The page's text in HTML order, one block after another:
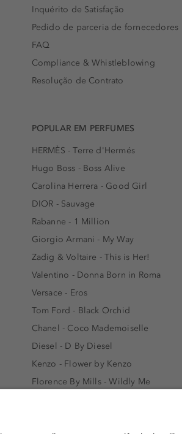
Inquérito de Satisfação
Pedido de parceria de fornecedores
FAQ
Compliance & Whistleblowing
Resolução de Contrato
POPULAR EM PERFUMES
HERMÈS - Terre d'Hermés
Hugo Boss - Boss Alive
Carolina Herrera - Good Girl
DIOR - Sauvage
Rabanne - 1 Million
Giorgio Armani - My Way
Zadig & Voltaire - This is Her!
Valentino - Donna Born in Roma
Versace - Eros
Tom Ford - Black Orchid
Chanel - Coco Mademoiselle
Diesel - D By Diesel
Kenzo - Flower by Kenzo
Florence By Mills - Wildly Me